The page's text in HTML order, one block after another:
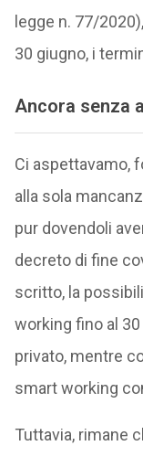
legge n. 77/
30 giugno, i
Ancora senza
Ci aspettavamo,
alla sola
pur dovendoli
decreto di fine
scritto, la
working fino al
privato, mentre
smart working
Tuttavia, rimane